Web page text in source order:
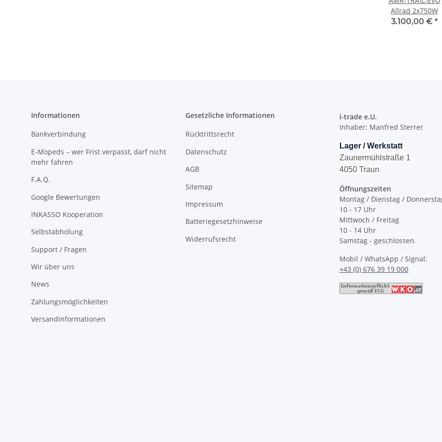
Allrad 2x750W
3.100,00 € *
Informationen
Bankverbindung
E-Mopeds – wer Frist verpasst, darf nicht
mehr fahren
F.A.Q.
Google Bewertungen
INKASSO Kooperation
Selbstabholung
Support / Fragen
Wir über uns
News
Zahlungsmöglichkeiten
Versandinformationen
Gesetzliche Informationen
Rücktrittsrecht
Datenschutz
AGB
Sitemap
Impressum
Batteriegesetzhinweise
Widerrufsrecht
i-trade e.U.
Inhaber: Manfred Sterrer
Lager / Werkstatt
Zaunermühlstraße 1
4050 Traun
Öffnungszeiten
Montag / Dienstag /
10 - 17 Uhr
Mittwoch / Freitag
10 - 14 Uhr
Samstag - geschlossen
Mobil / WhatsApp / Signal:
+43 (0) 676 39 19 000